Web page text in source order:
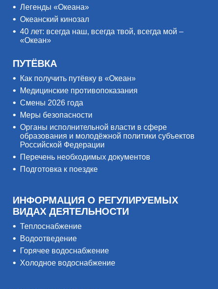
Легенды «Океана»
Океанский кинозал
40 лет: всегда наш, всегда твой, всегда мой –
«Океан»
ПУТЁВКА
Как получить путёвку в «Океан»
Медицинские противопоказания
Смены 2026 года
Меры безопасности
Органы исполнительной власти в сфере
образования и молодёжной политики субъектов
Российской Федерации
Перечень необходимых документов
Подготовка к поездке
ИНФОРМАЦИЯ О РЕГУЛИРУЕМЫХ
ВИДАХ ДЕЯТЕЛЬНОСТИ
Теплоснабжение
Водоотведение
Горячее водоснабжение
Холодное водоснабжение